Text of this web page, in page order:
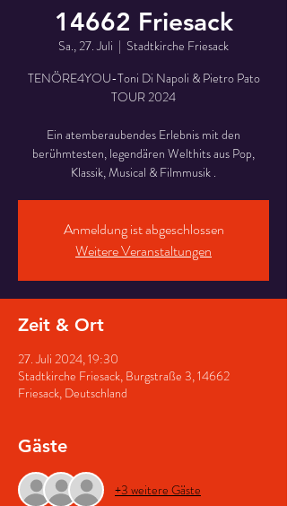
14662 Friesack
Sa., 27. Juli
  |
Stadtkirche Friesack
TENÖRE4YOU-Toni Di Napoli & Pietro Pato
TOUR 2024
Ein atemberaubendes Erlebnis mit den
berühmtesten, legendären Welthits aus Pop,
Klassik, Musical & Filmmusik .
Anmeldung ist abgeschlossen
Weitere Veranstaltungen
Zeit & Ort
27. Juli 2024, 19:30
Stadtkirche Friesack, Burgstraße 3, 14662
Friesack, Deutschland
Gäste
+3 weitere Gäste